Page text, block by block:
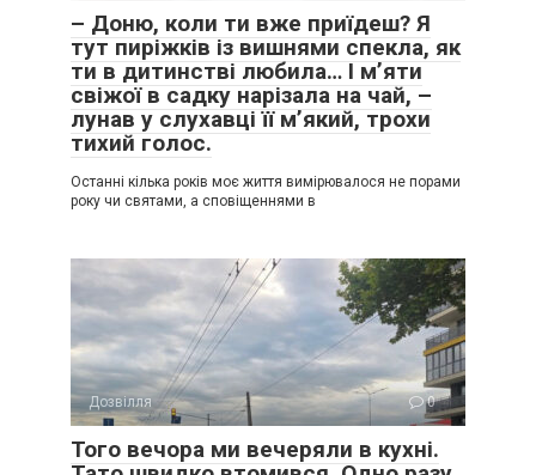
– Доню, коли ти вже приїдеш? Я
тут пиріжків із вишнями спекла, як
ти в дитинстві любила… І м’яти
свіжої в садку нарізала на чай, –
лунав у слухавці її м’який, трохи
тихий голос.
Останні кілька років моє життя вимірювалося не порами
року чи святами, а сповіщеннями в
Дозвілля 0
Того вечора ми вечеряли в кухні.